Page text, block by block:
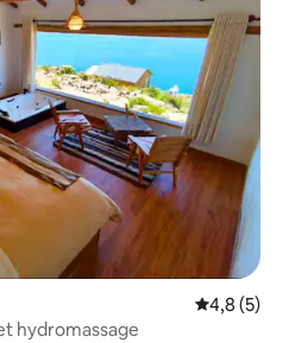
Évaluation
4,8 (5)
hydromassage